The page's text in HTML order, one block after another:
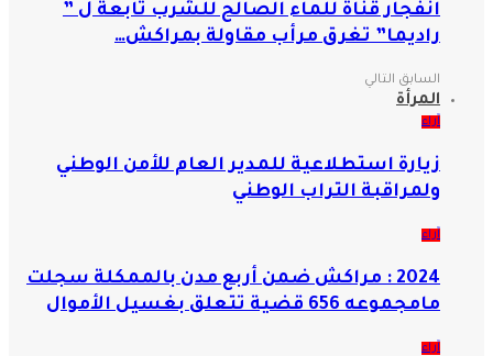
انفجار قناة للماء الصالح للشرب تابعة ل ”
راديما” تغرق مرأب مقاولة بمراكش…
السابق التالي
المرأة
آراء
زيارة استطلاعية للمدير العام للأمن الوطني
ولمراقبة التراب الوطني
آراء
2024 : مراكش ضمن أربع مدن بالممكلة سجلت
مامجموعه 656 قضية تتعلق بغسيل الأموال
آراء